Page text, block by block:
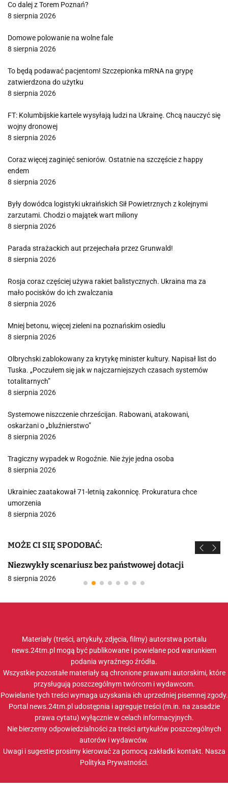
Co dalej z Torem Poznań?
8 sierpnia 2026
Domowe polowanie na wolne fale
8 sierpnia 2026
To będą podawać pacjentom! Szczepionka mRNA na grypę
zatwierdzona do użytku
8 sierpnia 2026
FT: Kolumbijskie kartele wysyłają ludzi na Ukrainę. Chcą nauczyć się
wojny dronowej
8 sierpnia 2026
Coraz więcej zaginięć seniorów. Ostatnie na szczęście z happy
endem
8 sierpnia 2026
Były dowódca logistyki ukraińskich Sił Powietrznych z kolejnymi
zarzutami. Chodzi o majątek wart miliony
8 sierpnia 2026
Parada strażackich aut przejechała przez Grunwald!
8 sierpnia 2026
Rosja coraz częściej używa rakiet balistycznych. Ukraina ma za
mało pocisków do ich zwalczania
8 sierpnia 2026
Mniej betonu, więcej zieleni na poznańskim osiedlu
8 sierpnia 2026
Olbrychski zablokowany za krytykę minister kultury. Napisał list do
Tuska. „Poczułem się jak w najczarniejszych czasach systemów
totalitarnych”
8 sierpnia 2026
Systemowe niszczenie chrześcijan. Rabowani, atakowani,
oskarżani o „bluźnierstwo”
8 sierpnia 2026
Tragiczny wypadek w Rogoźnie. Nie żyje jedna osoba
8 sierpnia 2026
Ukrainiec zaatakował 71-letnią zakonnicę. Prokuratura chce
umorzenia
8 sierpnia 2026
MOŻE CI SIĘ SPODOBAĆ:
Niezwykły scenariusz bez państwowej dotacji
8 sierpnia 2026
Materiały (treści, artykuły, zdjęcia, filmy) autorstwa portalu
news.24tm.pl mogą być publikowane i powielane pod warunkiem
podania wyraźnego źródła.
Wszystkie pozostałe materiały są chronione prawami autorskimi, które
przysługują poszczególnym twórcom i wydawcom.
Powielanie tych treści wymaga uzyskania ich uprzedniej pisemnej zgody.
Portal news.24tm.pl udostępnia i agreguje treści (m.in. na zasadzie
prawa cytatu) wyłącznie w celach informacyjnych.
Nie bierzemy odpowiedzialności za treści artykułów poszczególnych
autorów i wydawców.
Uwagi i sugestie prosimy kierować za pomocą zakładki kontakt. Nasza
Polityka Prywatności.